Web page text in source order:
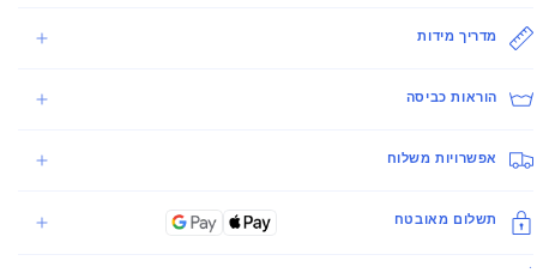
מדריך מידות
הוראות כביסה
אפשרויות משלוח
תשלום מאובטח
.